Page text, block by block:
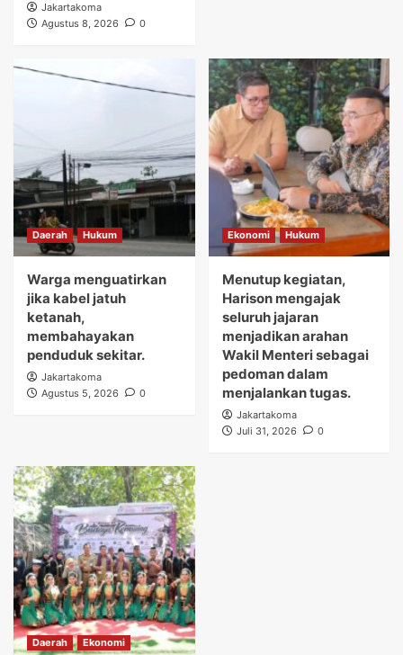
Jakartakoma
Agustus 8, 2026
0
Daerah Hukum
Warga menguatirkan
jika kabel jatuh
ketanah,
membahayakan
penduduk sekitar.
Jakartakoma
Agustus 5, 2026
0
Ekonomi Hukum
Menutup kegiatan,
Harison mengajak
seluruh jajaran
menjadikan arahan
Wakil Menteri sebagai
pedoman dalam
menjalankan tugas.
Jakartakoma
Juli 31, 2026
0
Daerah Ekonomi